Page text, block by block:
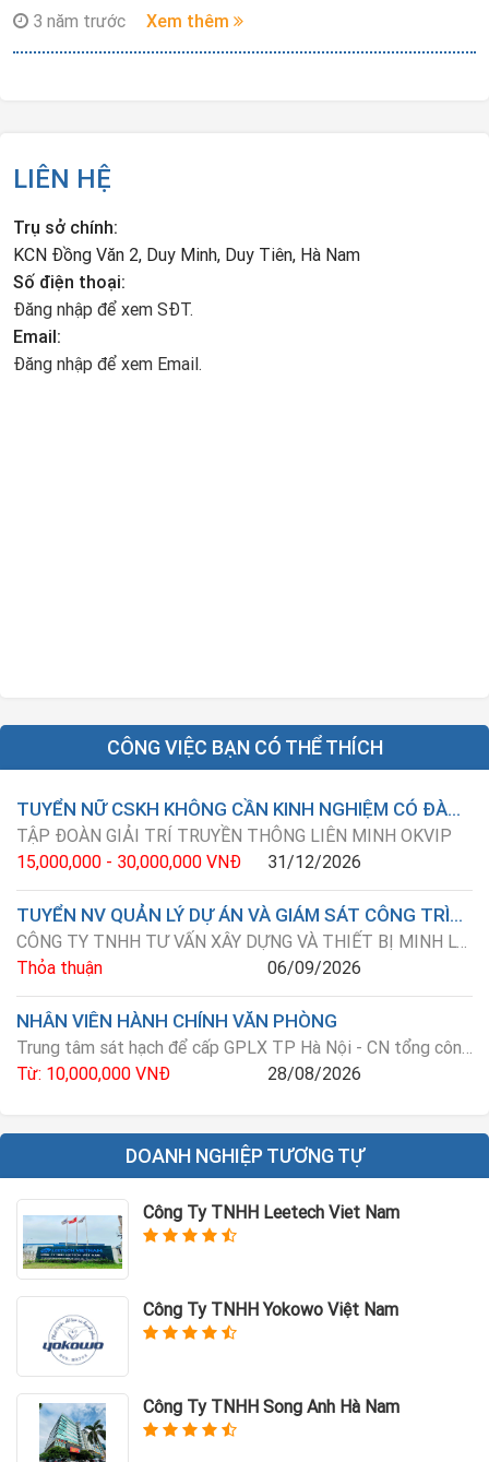
thử nghiệm và đại trà, liên kết các bộ phận để đảm bảo đúng
3 năm trước Xem thêm
LIÊN HỆ
Trụ sở chính:
KCN Đồng Văn 2, Duy Minh, Duy Tiên, Hà Nam
Số điện thoại:
Đăng nhập để xem SĐT.
Email:
Đăng nhập để xem Email.
CÔNG VIỆC BẠN CÓ THỂ THÍCH
TUYỂN NỮ CSKH KHÔNG CẦN KINH NGHIỆM CÓ ĐÀO TẠO ( LÀM ONLINE TẠI NHÀ )
TẬP ĐOÀN GIẢI TRÍ TRUYỀN THÔNG LIÊN MINH OKVIP
15,000,000 - 30,000,000 VNĐ
31/12/2026
TUYỂN NV QUẢN LÝ DỰ ÁN VÀ GIÁM SÁT CÔNG TRÌNH
CÔNG TY TNHH TƯ VẤN XÂY DỰNG VÀ THIẾT BỊ MINH LONG
Thỏa thuận
06/09/2026
NHÂN VIÊN HÀNH CHÍNH VĂN PHÒNG
Trung tâm sát hạch để cấp GPLX TP Hà Nội - CN tổng công ty vận tải Hà Nội
Từ: 10,000,000 VNĐ
28/08/2026
DOANH NGHIỆP TƯƠNG TỰ
Công Ty TNHH Leetech Viet Nam
Công Ty TNHH Yokowo Việt Nam
Công Ty TNHH Song Anh Hà Nam